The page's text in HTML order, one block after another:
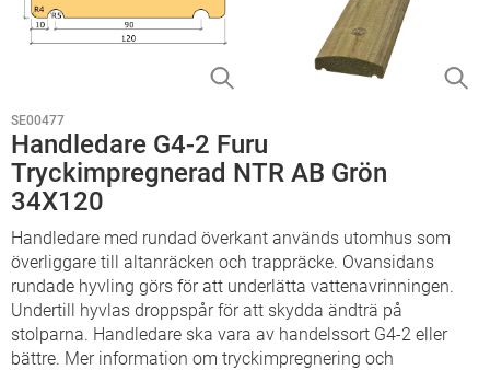
SE00477
Handledare G4-2 Furu
Tryckimpregnerad NTR AB Grön
34X120
Handledare med rundad överkant används utomhus som
överliggare till altanräcken och trappräcke. Ovansidans
rundade hyvling görs för att underlätta vattenavrinningen.
Undertill hyvlas droppspår för att skydda ändträ på
stolparna. Handledare ska vara av handelssort G4-2 eller
bättre. Mer information om tryckimpregnering och